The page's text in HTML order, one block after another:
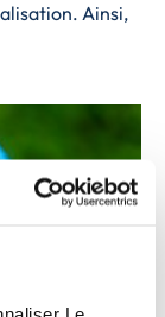
Le
Ainsi,